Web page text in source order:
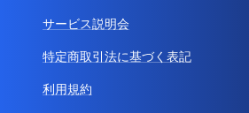
サービス説明会
特定商取引法に基づく表記
利用規約